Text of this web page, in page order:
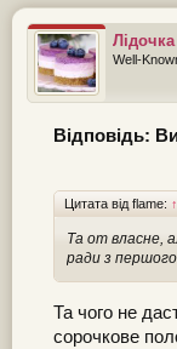
Лідочка
Well-
Відповідь:
Цитата від flame: ↑
Та от власне,
ради з
Та чого не
сорочкове